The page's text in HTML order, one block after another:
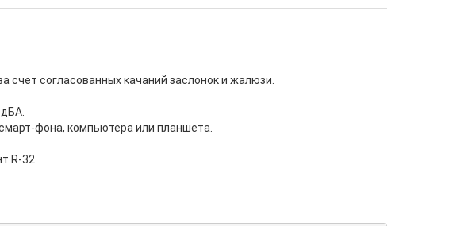
согласованных качаний заслонок и жалюзи.
фона, компьютера или планшета.
R-32.